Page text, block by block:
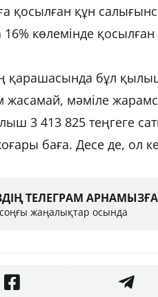
қосылған құн
16% көлемінде
бұл қылыш
жасамай, мәміле
3 413 825 теңгеге
баға. Десе де, ол
ТЕЛЕГРАМ
жаңалықтар осында